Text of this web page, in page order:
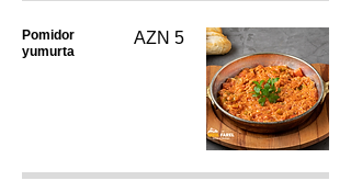
Pomidor
yumurta
AZN 5